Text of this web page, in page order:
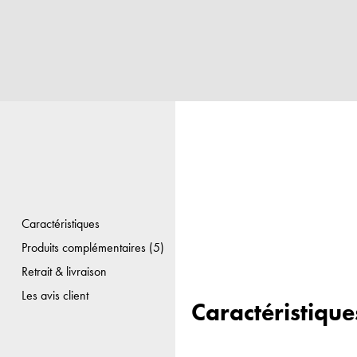
Caractéristiques
Produits complémentaires (5)
Retrait & livraison
Les avis client